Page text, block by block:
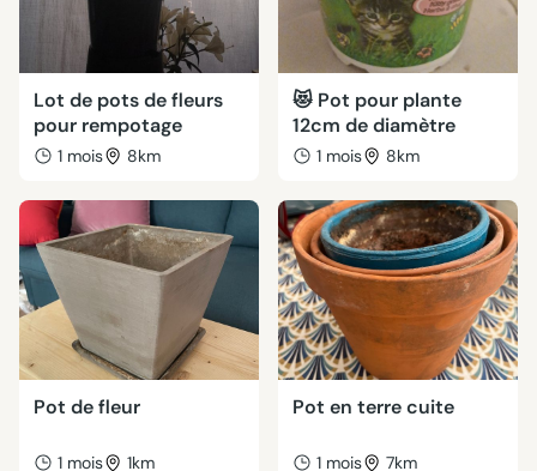
Lot de pots de fleurs
pour rempotage
1 mois 8km
😻 Pot pour plante
12cm de diamètre
1 mois 8km
Pot de fleur
1 mois 1km
Pot en terre cuite
1 mois 7km